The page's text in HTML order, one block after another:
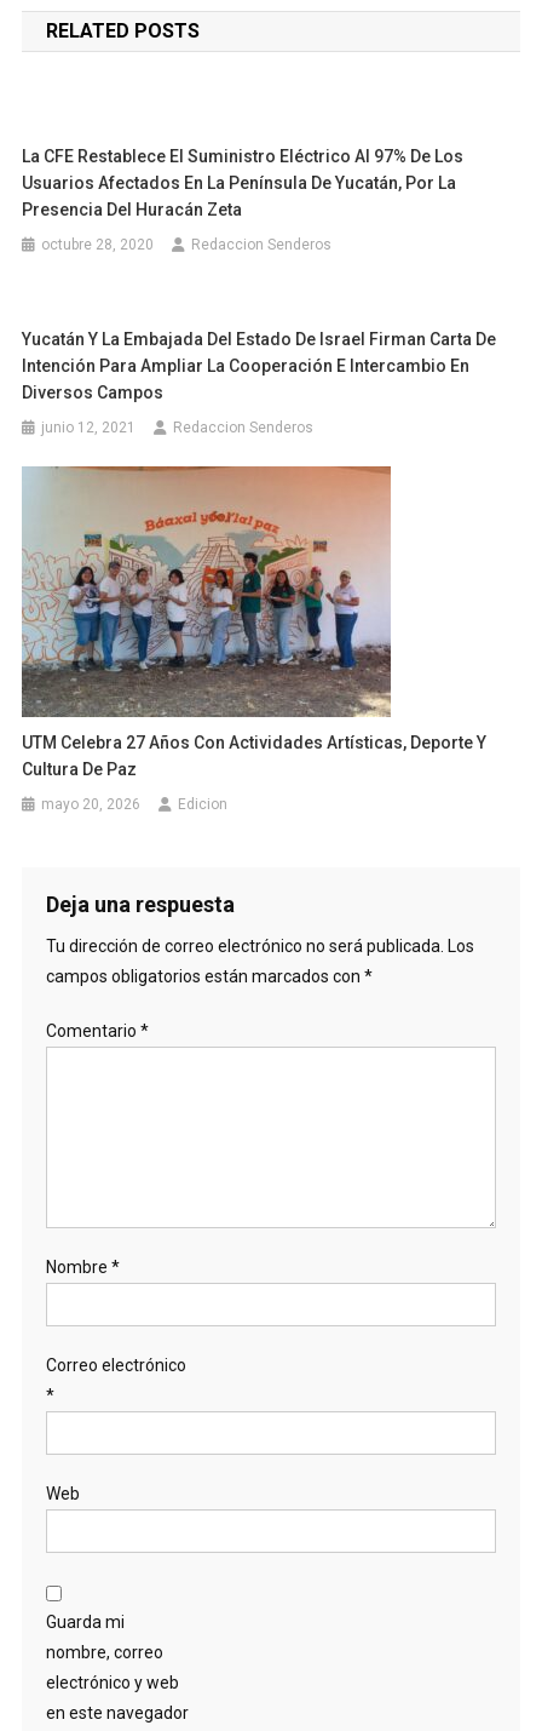
entradas
RELATED POSTS
La CFE Restablece El Suministro Eléctrico Al 97% De Los
Usuarios Afectados En La Península De Yucatán, Por La
Presencia Del Huracán Zeta
octubre 28, 2020 Redaccion Senderos
Yucatán Y La Embajada Del Estado De Israel Firman Carta De
Intención Para Ampliar La Cooperación E Intercambio En
Diversos Campos
junio 12, 2021 Redaccion Senderos
UTM Celebra 27 Años Con Actividades Artísticas, Deporte Y
Cultura De Paz
mayo 20, 2026 Edicion
Deja una respuesta
Tu dirección de correo electrónico no será publicada. Los
campos obligatorios están marcados con *
Comentario *
Nombre *
Correo electrónico
*
Web
Guarda mi
nombre, correo
electrónico y web
en este navegador